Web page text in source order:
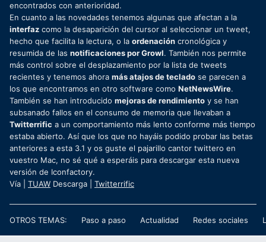
encontrados con anterioridad.
En cuanto a las novedades tenemos algunas que afectan a la
interfaz como la desaparición del cursor al seleccionar un tweet,
hecho que facilita la lectura, o la ordenación cronológica y
resumida de las notificaciones por Growl. También nos permite
más control sobre el desplazamiento por la lista de tweets
recientes y tenemos ahora más atajos de teclado se parecen a
los que encontramos en otro software como NetNewsWire.
También se han introducido mejoras de rendimiento y se han
subsanado fallos en el consumo de memoria que llevaban a
Twitterrific a un comportamiento más lento conforme más tiempo
estaba abierto. Así que los que no hayáis podido probar las betas
anteriores a esta 3.1 y os guste el pajarillo cantor twittero en
vuestro Mac, no sé qué a esperáis para descargar esta nueva
versión de Iconfactory.
Vía | TUAW Descarga | Twitterrific
OTROS TEMAS: Paso a paso Actualidad Redes sociales